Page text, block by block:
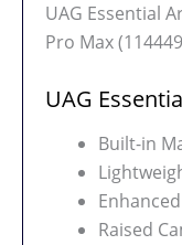
UAG Essential
Pro Max
UAG
Built-in
Raised